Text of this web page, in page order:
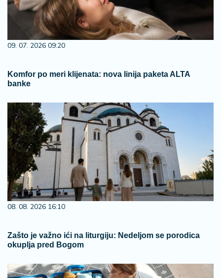
09. 07. 2026 09:20
Komfor po meri klijenata: nova linija paketa ALTA
banke
08. 08. 2026 16:10
Zašto je važno ići na liturgiju: Nedeljom se porodica
okuplja pred Bogom